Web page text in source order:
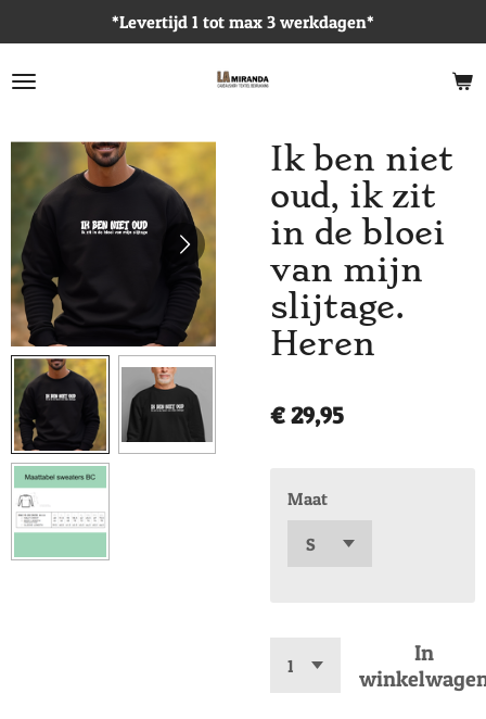
direct
naar
*Levertijd 1 tot max 3 werkdagen*
Ik ben niet
oud, ik zit
in de bloei
van mijn
slijtage.
Heren
€ 29,95
Maat
In